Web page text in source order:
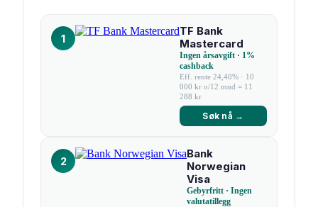
1
TF Bank
Mastercard
Ingen årsavgift · 1%
cashback
Eff. rente 24,40% · 10
000 kr o/12 mnd = 11
288 kr
Søk nå →
2
Bank
Norwegian
Visa
Gebyrfritt · Ingen
valutatillegg